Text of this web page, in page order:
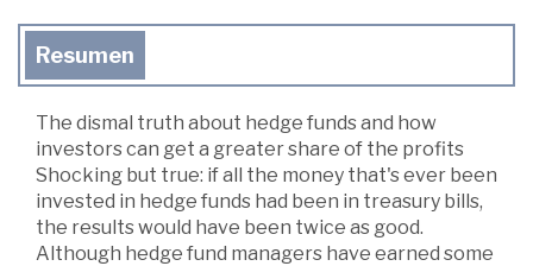
Resumen
The dismal truth about hedge funds and how
investors can get a greater share of the profits
Shocking but true: if all the money that's ever been
invested in hedge funds had been in treasury bills,
the results would have been twice as good.
Although hedge fund managers have earned some